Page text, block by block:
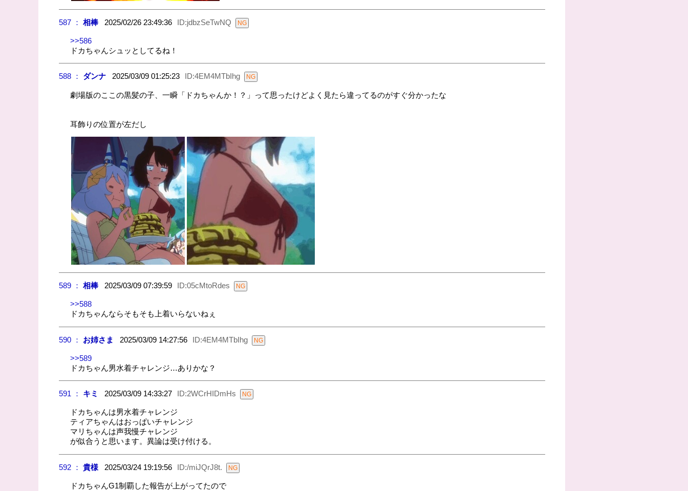
587 ： 相棒2025/02/26 23:49:36 ID:jdbzSeTwNQ
>>586
ドカちゃんシュッとしてるね！
588 ： ダンナ2025/03/09 01:25:23 ID:4EM4MTbIhg
劇場版のここの黒髪の子、一瞬「ドカちゃんか！？」って思ったけどよく見たら違ってるのがすぐ分かったな
耳飾りの位置が左だし
589 ： 相棒2025/03/09 07:39:59 ID:05cMtoRdes
>>588
ドカちゃんならそもそも上着いらないねぇ
590 ： お姉さま 2025/03/09 14:27:56 ID:4EM4MTbIhg
>>589
ドカちゃん男水着チャレンジ…ありかな？
591 ： キミ 2025/03/09 14:33:27 ID:2WCrHIDmHs
ドカちゃんは男水着チャレンジ
ティアちゃんはおっぱいチャレンジ
マリちゃんは声我慢チャレンジ
が似合うと思います。異論は受け付ける。
592 ： 貴様2025/03/24 19:19:56 ID:/miJQrJ8t.
ドカちゃんG1制覇した報告が上がってたので